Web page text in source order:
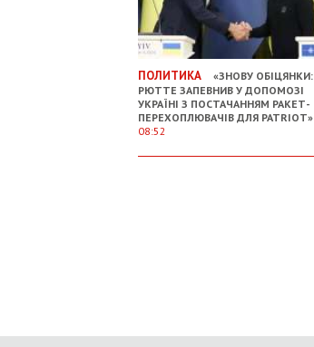
ПОЛИТИКА
«ЗНОВУ ОБІЦЯНКИ:
РЮТТЕ ЗАПЕВНИВ У ДОПОМОЗІ
УКРАЇНІ З ПОСТАЧАННЯМ РАКЕТ-
ПЕРЕХОПЛЮВАЧІВ ДЛЯ PATRIOT»
08:52